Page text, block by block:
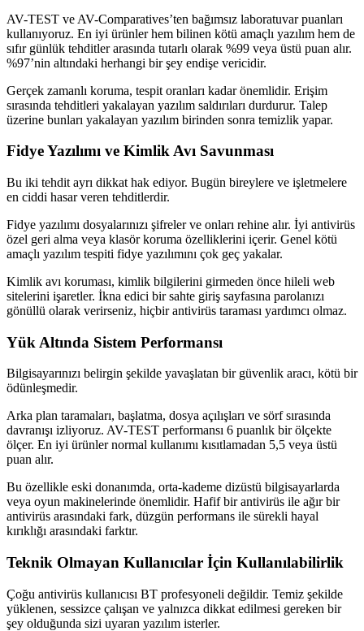
AV-TEST ve AV-Comparatives’ten bağımsız laboratuvar puanları
kullanıyoruz. En iyi ürünler hem bilinen kötü amaçlı yazılım hem de
sıfır günlük tehditler arasında tutarlı olarak %99 veya üstü puan alır.
%97’nin altındaki herhangi bir şey endişe vericidir.
Gerçek zamanlı koruma, tespit oranları kadar önemlidir. Erişim
sırasında tehditleri yakalayan yazılım saldırıları durdurur. Talep
üzerine bunları yakalayan yazılım birinden sonra temizlik yapar.
Fidye Yazılımı ve Kimlik Avı Savunması
Bu iki tehdit ayrı dikkat hak ediyor. Bugün bireylere ve işletmelere
en ciddi hasar veren tehditlerdir.
Fidye yazılımı dosyalarınızı şifreler ve onları rehine alır. İyi antivirüs
özel geri alma veya klasör koruma özelliklerini içerir. Genel kötü
amaçlı yazılım tespiti fidye yazılımını çok geç yakalar.
Kimlik avı koruması, kimlik bilgilerini girmeden önce hileli web
sitelerini işaretler. İkna edici bir sahte giriş sayfasına parolanızı
gönüllü olarak verirseniz, hiçbir antivirüs taraması yardımcı olmaz.
Yük Altında Sistem Performansı
Bilgisayarınızı belirgin şekilde yavaşlatan bir güvenlik aracı, kötü bir
ödünleşmedir.
Arka plan taramaları, başlatma, dosya açılışları ve sörf sırasında
davranışı izliyoruz. AV-TEST performansı 6 puanlık bir ölçekte
ölçer. En iyi ürünler normal kullanımı kısıtlamadan 5,5 veya üstü
puan alır.
Bu özellikle eski donanımda, orta-kademe dizüstü bilgisayarlarda
veya oyun makinelerinde önemlidir. Hafif bir antivirüs ile ağır bir
antivirüs arasındaki fark, düzgün performans ile sürekli hayal
kırıklığı arasındaki farktır.
Teknik Olmayan Kullanıcılar İçin Kullanılabilirlik
Çoğu antivirüs kullanıcısı BT profesyoneli değildir. Temiz şekilde
yüklenen, sessizce çalışan ve yalnızca dikkat edilmesi gereken bir
şey olduğunda sizi uyaran yazılım isterler.